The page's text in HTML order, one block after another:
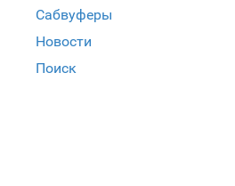
Сабвуферы
Новости
Поиск